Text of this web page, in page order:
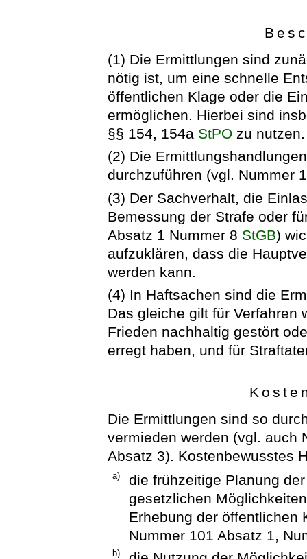
(1) Die Ermittlungen sind
nötig ist, um eine schnelle
öffentlichen Klage oder die
ermöglichen. Hierbei sind
§§ 154, 154a StPO zu nutzen.
(2) Die
durchzuführen (vgl. Nummer
(3) Der Sachverhalt, die
Bemessung der Strafe oder
Absatz 1 Nummer 8 StGB)
aufzuklären, dass die
werden kann.
(4) In Haftsachen sind die
Das gleiche gilt für Verfahren
Frieden nachhaltig gestört
erregt haben, und für
Die Ermittlungen sind so
vermieden werden (vgl. auch
Absatz 3). Kostenbewusstes
a)
die frühzeitige Planung
gesetzlichen
Erhebung der öffentlichen
Nummer 101 Absatz 1,
b)